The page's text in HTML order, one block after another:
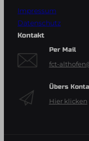
Impressum
Datenschutz
Kontakt
Per Mail
fct-
Übers
Hier klicken